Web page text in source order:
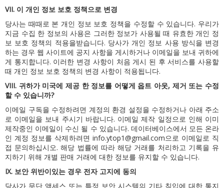
VII. 이 개인 정보 보호 정책으로 변경
당사는 때때로 본 개인 정보 보호 정책을 수정할 수 있습니다. 우리가
지금 수집 한 정보의 사용은 그러한 정보가 사용될 때 유효한 개인 정
보 보호 정책의 적용을받습니다. 당사가 개인 정보 사용 방식을 변경
하는 경우 웹 사이트에 공지 사항을 게시하거나 이메일을 보내 귀하에
게 통지합니다. 이러한 변경 사항이 처음 게시 된 후 서비스를 사용할
때 개인 정보 보호 정책의 변경 사항이 적용됩니다.
VIII. 귀하가 미국에 제공 한 정보를 어떻게 옵트 아웃, 제거 또는 수정
할 수 있습니까?
이메일 구독을 수정하려면 계정의 환경 설정을 수정하거나 아래 주소
로 이메일을 보내 주시기 바랍니다. 이메일 제작 일정으로 인해 이미
제작중인 이메일이 수신 될 수 있습니다. 데이터베이스에서 모든 온라
인 계정 정보를 삭제하려면 info.ytop1@gmail.com으로 이메일로 직
접 문의하십시오. 해당 법률에 따라 해당 거래를 처리하고 기록을 유
지하기 위해 개별 판매 거래에 대한 정보를 유지할 수 있습니다.
IX. 보안 위반이있는 경우 전자 고지에 동의
당사가 무단 액세스 또는 특정 보안 시스템의 기타 침입에 대한 통지